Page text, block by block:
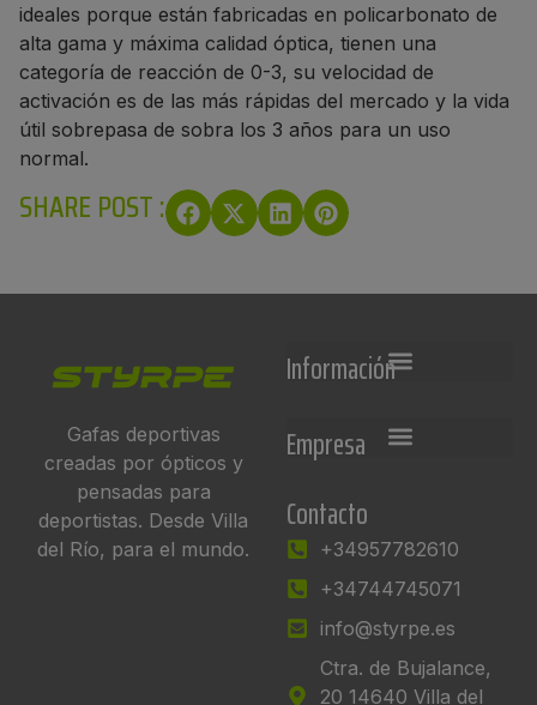
ideales porque están fabricadas en policarbonato de
alta gama y máxima calidad óptica, tienen una
categoría de reacción de 0-3, su velocidad de
activación es de las más rápidas del mercado y la vida
útil sobrepasa de sobra los 3 años para un uso
normal.
SHARE POST :
Gafas deportivas
creadas por ópticos y
pensadas para
deportistas. Desde Villa
del Río, para el mundo.
Información
Empresa
Contacto
+34957782610
+34744745071
info@styrpe.es
Ctra. de Bujalance,
20 14640 Villa del